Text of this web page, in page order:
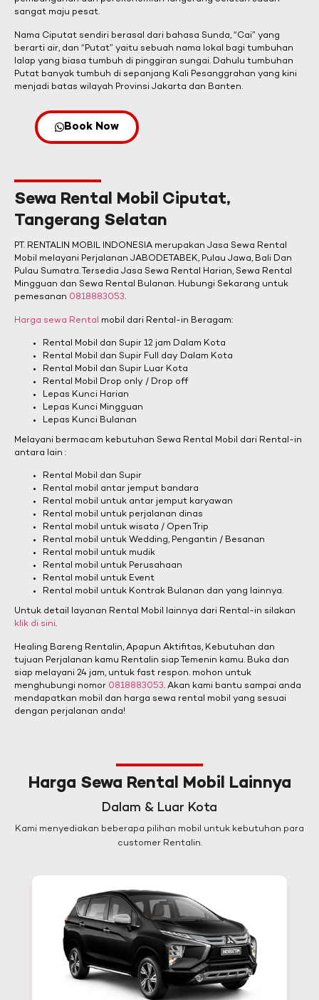
sangat maju pesat.
Nama Ciputat sendiri berasal dari bahasa Sunda, “Cai” yang
berarti air, dan “Putat” yaitu sebuah nama lokal bagi tumbuhan
lalap yang biasa tumbuh di pinggiran sungai. Dahulu tumbuhan
Putat banyak tumbuh di sepanjang Kali Pesanggrahan yang kini
menjadi batas wilayah Provinsi Jakarta dan Banten.
Book Now
Sewa Rental Mobil Ciputat,
Tangerang Selatan
PT. RENTALIN MOBIL INDONESIA merupakan Jasa Sewa Rental
Mobil melayani Perjalanan JABODETABEK, Pulau Jawa, Bali Dan
Pulau Sumatra. Tersedia Jasa Sewa Rental Harian, Sewa Rental
Mingguan dan Sewa Rental Bulanan. Hubungi Sekarang untuk
pemesanan 0818883053.
Harga sewa Rental mobil dari Rental-in Beragam:
Rental Mobil dan Supir 12 jam Dalam Kota
Rental Mobil dan Supir Full day Dalam Kota
Rental Mobil dan Supir Luar Kota
Rental Mobil Drop only / Drop off
Lepas Kunci Harian
Lepas Kunci Mingguan
Lepas Kunci Bulanan
Melayani bermacam kebutuhan Sewa Rental Mobil dari Rental-in
antara lain :
Rental Mobil dan Supir
Rental mobil antar jemput bandara
Rental mobil untuk antar jemput karyawan
Rental mobil untuk perjalanan dinas
Rental mobil untuk wisata / Open Trip
Rental mobil untuk Wedding, Pengantin / Besanan
Rental mobil untuk mudik
Rental mobil untuk Perusahaan
Rental mobil untuk Event
Rental mobil untuk Kontrak Bulanan dan yang lainnya.
Untuk detail layanan Rental Mobil lainnya dari Rental-in silakan
klik di sini.
Healing Bareng Rentalin, Apapun Aktifitas, Kebutuhan dan
tujuan Perjalanan kamu Rentalin siap Temenin kamu. Buka dan
siap melayani 24 jam, untuk fast respon. mohon untuk
menghubungi nomor 0818883053. Akan kami bantu sampai anda
mendapatkan mobil dan harga sewa rental mobil yang sesuai
dengan perjalanan anda!
Harga Sewa Rental Mobil Lainnya
Dalam & Luar Kota
Kami menyediakan beberapa pilihan mobil untuk kebutuhan para
customer Rentalin.